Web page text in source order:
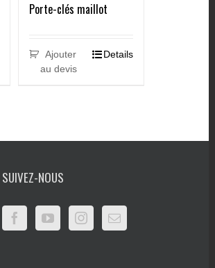
Porte-clés maillot
Ajouter
au devis
Details
SUIVEZ-NOUS